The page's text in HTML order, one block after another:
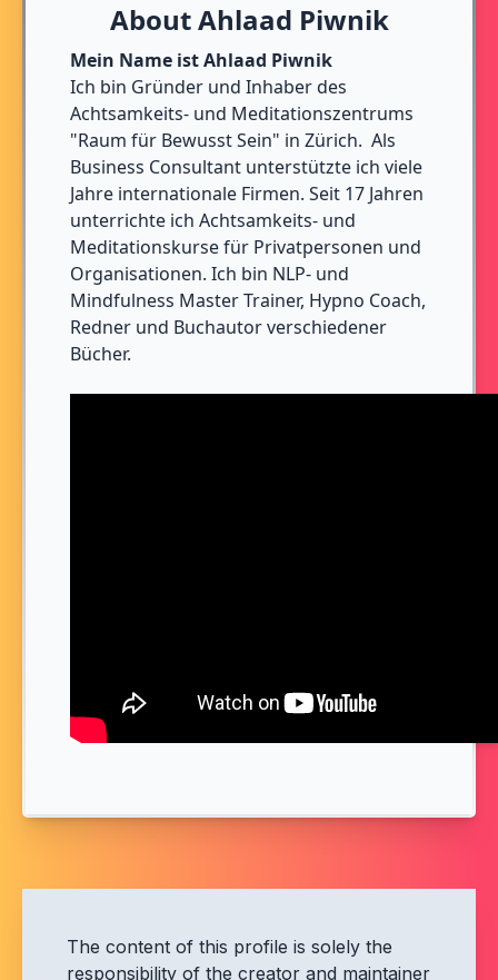
About Ahlaad Piwnik
Mein Name ist Ahlaad Piwnik
Ich bin Gründer und Inhaber des
Achtsamkeits- und Meditationszentrums
"Raum für Bewusst Sein" in Zürich. Als
Business Consultant unterstützte ich viele
Jahre internationale Firmen. Seit 17 Jahren
unterrichte ich Achtsamkeits- und
Meditationskurse für Privatpersonen und
Organisationen. Ich bin NLP- und
Mindfulness Master Trainer, Hypno Coach,
Redner und Buchautor verschiedener
Bücher.
The content of this profile is solely the
responsibility of the creator and maintainer